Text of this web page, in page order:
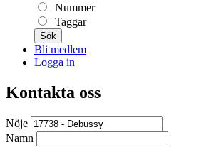
Nummer
Taggar
Sök
Bli medlem
Logga in
Kontakta oss
Nöje
Namn